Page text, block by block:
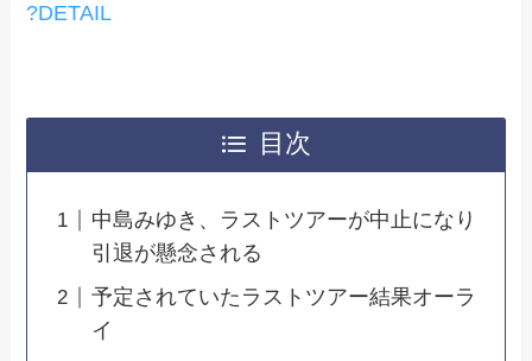
?DETAIL
目次
中島みゆき、ラストツアーが中止になり
引退が懸念される
予定されていたラストツアー結果オーラ
イ